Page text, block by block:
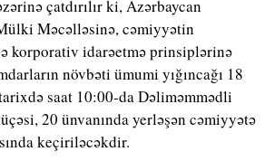
çatdırılır ki, Azərbaycan
Məcəlləsinə, cəmiyyətin
korporativ idarəetmə prinsiplərinə
növbəti ümumi yığıncağı 18
saat 10:00-da Dəliməmmədli
20 ünvanında yerləşən cəmiyyətə
keçiriləcəkdir.